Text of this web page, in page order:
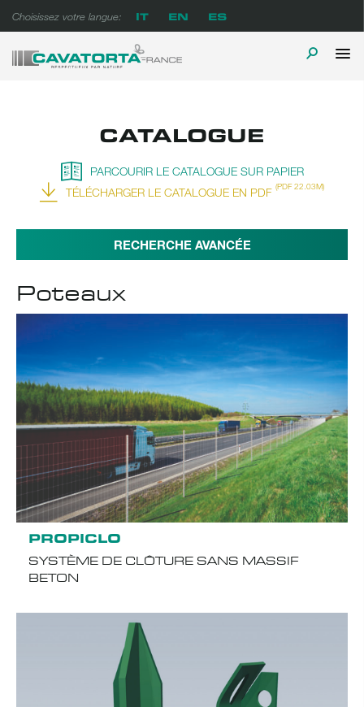
to
content
Choisissez votre langue: IT EN ES
TOGGLE
CATALOGUE
PARCOURIR LE CATALOGUE SUR PAPIER
TÉLÉCHARGER LE CATALOGUE EN PDF (PDF 22.03M)
RECHERCHE AVANCÉE
Poteaux
PROPICLO
SYSTÈME DE CLÔTURE SANS MASSIF
BETON